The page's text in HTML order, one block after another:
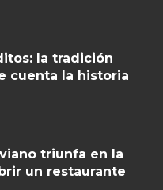
la tradición
cuenta la historia
triunfa en la
un restaurante